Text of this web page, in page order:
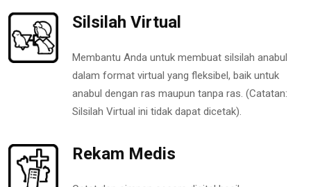
Silsilah Virtual
Membantu Anda untuk membuat silsilah anabul
dalam format virtual yang fleksibel, baik untuk
anabul dengan ras maupun tanpa ras. (Catatan:
Silsilah Virtual ini tidak dapat dicetak).
Rekam Medis